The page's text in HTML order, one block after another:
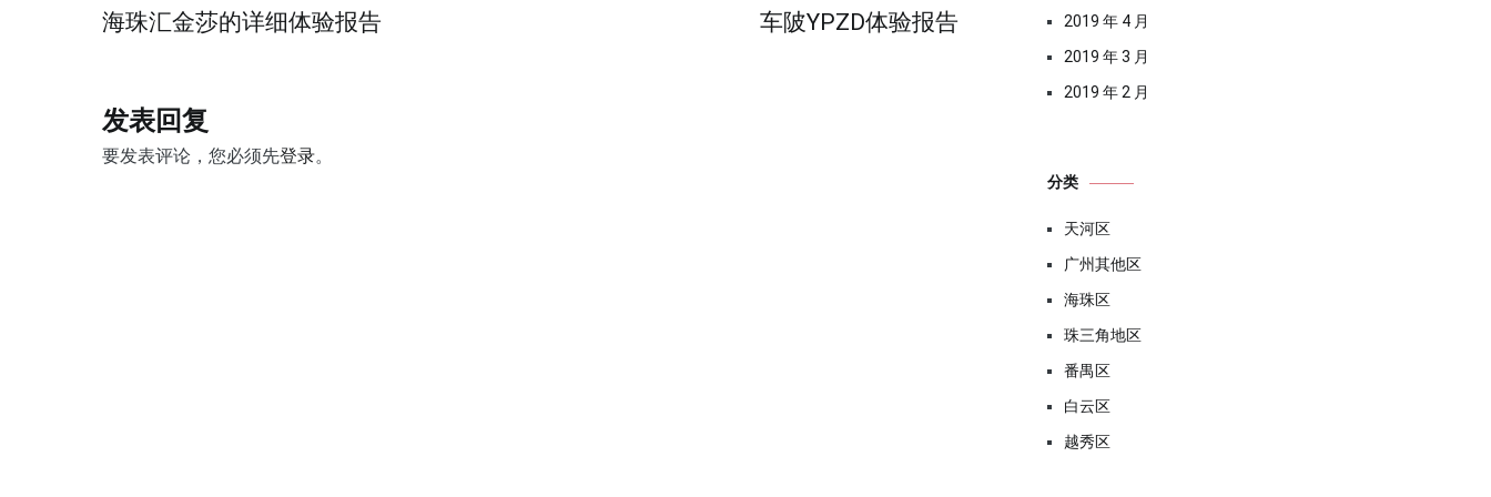
导
航
海珠汇金莎的详细体验报告 车陂YPZD体验报告
发表回复
要发表评论，您必须先登录。
2019 年 4 月
2019 年 3 月
2019 年 2 月
分类
天河区
广州其他区
海珠区
珠三角地区
番禺区
白云区
越秀区